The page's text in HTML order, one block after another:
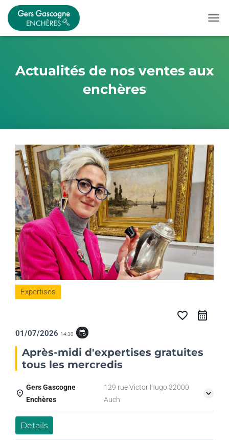
Actualités de nos ventes aux
enchères
Expertises
favorite_border
01/07/2026 14:30 event_repeat
Après-midi d'expertises gratuites
tous les mercredis
Gers Gascogne
Enchères
129 rue Victor Hugo 32000
Auch
Details